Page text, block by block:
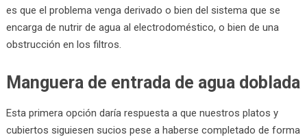
es que el problema venga derivado o bien del sistema que se
encarga de nutrir de agua al electrodoméstico, o bien de una
obstrucción en los filtros.
Manguera de entrada de agua doblada
Esta primera opción daría respuesta a que nuestros platos y
cubiertos siguiesen sucios pese a haberse completado de forma